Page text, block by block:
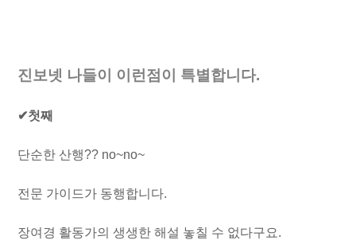
진보넷 나들이 이런점이 특별합니다.
✔첫째
단순한 산행?? no~no~
전문 가이드가 동행합니다.
장여경 활동가의 생생한 해설 놓칠 수 없다구요.